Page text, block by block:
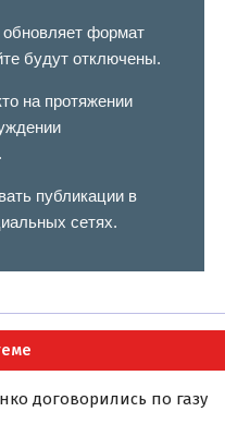
формат
будут отключены.
на протяжении
публикации в
сетях.
договорились по газу